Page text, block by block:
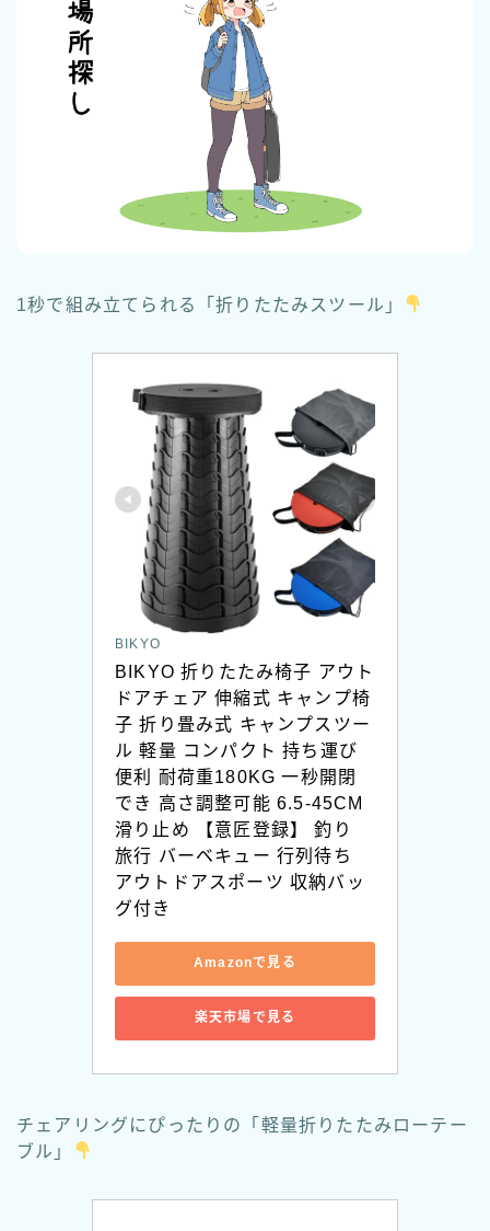
1秒で組み立てられる「折りたたみスツール」
BIKYO
BIKYO 折りたたみ椅子 アウト
ドアチェア 伸縮式 キャンプ椅
子 折り畳み式 キャンプスツー
ル 軽量 コンパクト 持ち運び
便利 耐荷重180KG 一秒開閉
でき 高さ調整可能 6.5-45CM
滑り止め 【意匠登録】 釣り
旅行 バーベキュー 行列待ち
アウトドアスポーツ 収納バッ
グ付き
Amazonで見る
楽天市場で見る
チェアリングにぴったりの「軽量折りたたみローテー
ブル」